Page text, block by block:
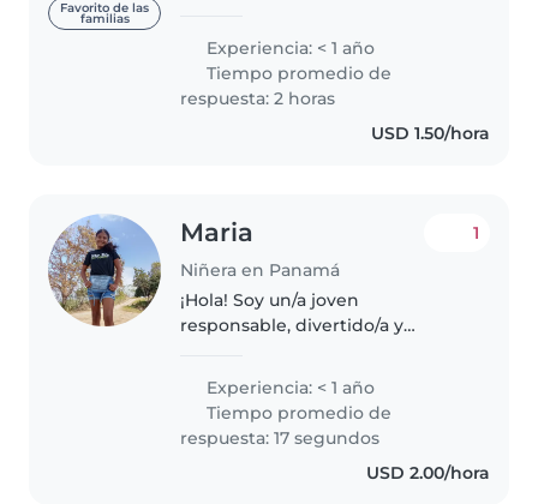
Favorito de las
familias
como limpieza del hogar,
cocinar, cuidado de niños,
ayudarlos en sus tareas, jugar
con..
Experiencia: < 1 año
Tiempo promedio de
respuesta: 2 horas
USD 1.50/hora
Maria
Niñera en Panamá
1
¡Hola! Soy un/a joven
responsable, divertido/a y
mundo del cuidado infantil,
tengo experiencia con bebés,
niños pequeños y..
Experiencia: < 1 año
Tiempo promedio de
respuesta: 17 segundos
USD 2.00/hora